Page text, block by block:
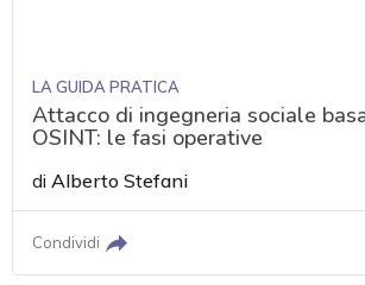
LA GUIDA PRATICA
Attacco di ingegneria sociale
OSINT: le fasi operative
diAlberto Stefani
Condividi